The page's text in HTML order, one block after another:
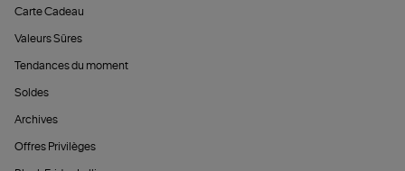
Carte Cadeau
Valeurs Sûres
Tendances du moment
Soldes
Archives
Offres Privilèges